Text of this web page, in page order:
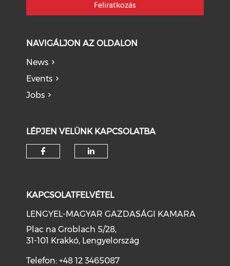
Feliratkozás
NAVIGÁLJON AZ OLDALON
News
Events
Jobs
LÉPJEN VELÜNK KAPCSOLATBA
KAPCSOLATFELVÉTEL
LENGYEL-MAGYAR GAZDASÁGI KAMARA
Plac na Groblach 5/28,
31-101 Krakkó, Lengyelország
Telefon: +48 12 3465087